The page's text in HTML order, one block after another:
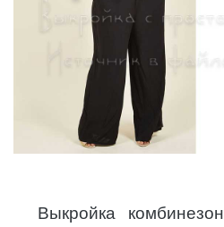
Выкройка